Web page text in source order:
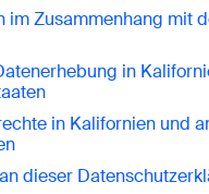
im Zusammenhang mit
in
in Kalifornien und
dieser